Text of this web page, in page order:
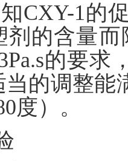
CXY-1的
剂的含量
的要求
当的调整能
度）。